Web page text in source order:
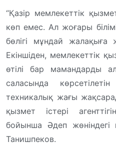
“Қазір мемлекеттік
көп емес. Ал жоғары
бөлігі мұндай жалақыға
Екіншіден, мемлекеттік
өтілі бар мамандарды
саласында
техникалық жағы
қызмет істері
бойынша Әдеп жөніндегі
Танишпеков.